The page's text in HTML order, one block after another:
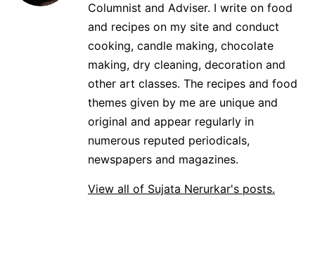
Columnist and Adviser. I write on food
and recipes on my site and conduct
cooking, candle making, chocolate
making, dry cleaning, decoration and
other art classes. The recipes and food
themes given by me are unique and
original and appear regularly in
numerous reputed periodicals,
newspapers and magazines.
View all of Sujata Nerurkar's posts.